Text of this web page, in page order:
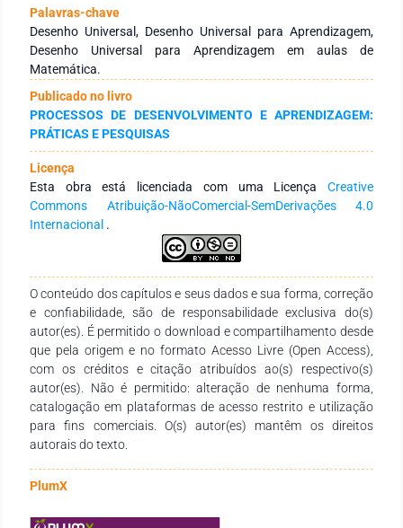
com base nos descritores "Desenho Universal para
Aprendizagem", "DUA em aulas de matemática" e "Desenho
universal para aprendizagem em aulas de matemática".
Foram excluídos estudos em língua estrangeira e trabalhos
não publicados em revistas científicas. A busca foi conduzida
nas plataformas acadêmicas Google Acadêmico, Scielo e
Portal Capes. Os resultados da revisão destacaram a
importância de fornecer aos professores momentos de
reflexão sobre suas práticas, considerando que o DUA
preconiza a adoção de diferentes abordagens de ensino e
avaliação. Além disso, o DUA permite uma compreensão mais
ampla da deficiência, contribuindo para um ambiente
inclusivo e enriquecedor para todos os estudantes. Conclui-se
que a aplicação do Desenho Universal para Aprendizagem
para a promoção da inclusão educacional, proporcionando
aos professores meios para atender às necessidades
diversas de seus alunos, garantindo assim uma educação
mais igualitária e acessível.
Palavras-chave
Desenho Universal, Desenho Universal para Aprendizagem,
Desenho Universal para Aprendizagem em aulas de
Matemática.
Publicado no livro
PROCESSOS DE DESENVOLVIMENTO E APRENDIZAGEM:
PRÁTICAS E PESQUISAS
Licença
Esta obra está licenciada com uma Licença Creative
Commons Atribuição-NãoComercial-SemDerivações 4.0
Internacional .
O conteúdo dos capítulos e seus dados e sua forma, correção
e confiabilidade, são de responsabilidade exclusiva do(s)
autor(es). É permitido o download e compartilhamento desde
que pela origem e no formato Acesso Livre (Open Access),
com os créditos e citação atribuídos ao(s) respectivo(s)
autor(es). Não é permitido: alteração de nenhuma forma,
catalogação em plataformas de acesso restrito e utilização
para fins comerciais. O(s) autor(es) mantêm os direitos
autorais do texto.
PlumX